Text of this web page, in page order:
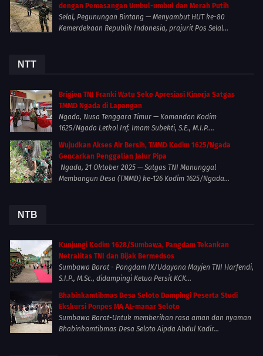
dengan Pemasangan Umbul-umbul dan Merah Putih
Selal, Pegunungan Bintang — Menyambut HUT ke-80
Kemerdekaan Republik Indonesia, prajurit Pos Selal...
NTT
Brigjen TNI Franki Watu Seke Apresiasi Kinerja Satgas
TMMD Ngada di Lapangan
Ngada, Nusa Tenggara Timur — Komandan Kodim
1625/Ngada Letkol Inf. Imam Subekti, S.E., M.I.P....
Wujudkan Akses Air Bersih, TMMD Kodim 1625/Ngada
Gencarkan Penggalian Jalur Pipa
Ngada, 21 Oktober 2025 — Satgas TNI Manunggal
Membangun Desa (TMMD) ke-126 Kodim 1625/Ngada...
NTB
Kunjungi Kodim 1628/Sumbawa, Pangdam Tekankan
Netralitas TNI dan Bijak Bermedsos
Sumbawa Barat - Pangdam IX/Udayana Mayjen TNI Harfendi,
S.I.P., M.Sc., didampingi Ketua Persit KCK...
Bhabinkamtibmas Desa Seloto Dampingi Peserta Studi
Ekskursi Ponpes MA AL-manar Seloto
Sumbawa Barat-Untuk memberikan rasa aman dan nyaman
Bhabinkamtibmas Desa Seloto Aipda Abdul Kadir...